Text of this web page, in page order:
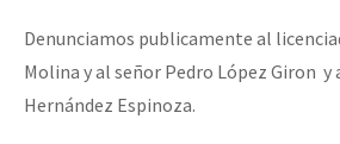
Denunciamos publicamente al
Molina y al señor Pedro López Giron y
Hernández Espinoza.